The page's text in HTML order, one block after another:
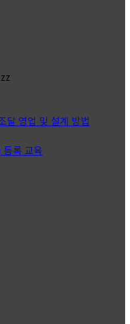
달 영업 및 설계 방법
록 교육